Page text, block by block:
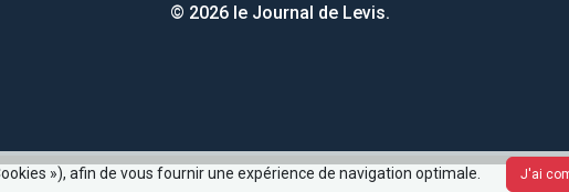
© 2026 le Journal de Levis.
»), afin de vous fournir une expérience de navigation optimale. J'ai